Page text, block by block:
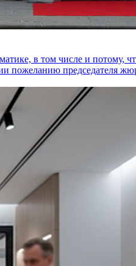
в том числе и
пожеланию председателя